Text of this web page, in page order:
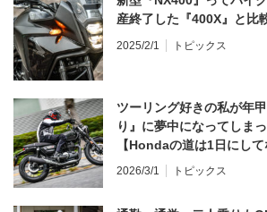
産終了した『400X』と比
2025/2/1 トピックス
ツーリング好きの私が年
り』に夢中になってしま
【Hondaの道は1日にし
ンプレ・レビュー 前編】
2026/3/1 トピックス